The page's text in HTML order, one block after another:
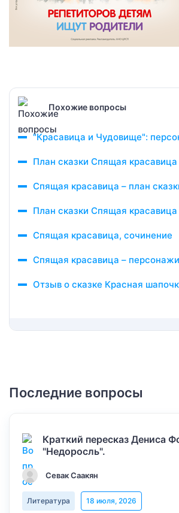
Похожие вопросы
"Красавица и Чудовище":
План сказки Спящая
Спящая красавица – план
План сказки Спящая красавица
Спящая красавица, сочинение
Спящая красавица – персонажи
Отзыв о сказке Красная
Последние вопросы
Краткий пересказ Дениса
"Недоросль".
Севак Саакян
Литература 18 июля, 2026